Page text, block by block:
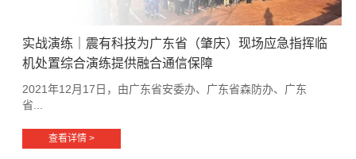
实战演练｜震有科技为广东省（肇庆）现场应急指挥临
机处置综合演练提供融合通信保障
2021年12月17日，由广东省安委办、广东省森防办、广东
省...
查看详情 >